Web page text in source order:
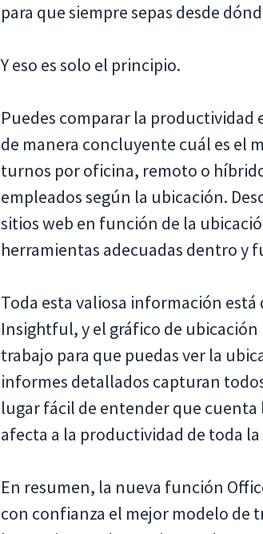
para que siempre sepas desde
Y eso es solo el principio.
Puedes comparar la
de manera concluyente cuál es el
turnos por oficina, remoto o
empleados según la ubicación.
sitios web en función de la
herramientas adecuadas dentro y
Toda esta valiosa información
Insightful, y el gráfico de
trabajo para que puedas ver la
informes detallados capturan
lugar fácil de entender que
afecta a la productividad de toda
En resumen, la nueva función
con confianza el mejor modelo de